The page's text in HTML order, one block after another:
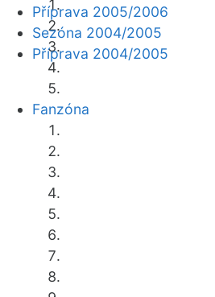
Fanzóna
Příprava 2005/2006
Sezóna 2004/2005
Příprava 2004/2005